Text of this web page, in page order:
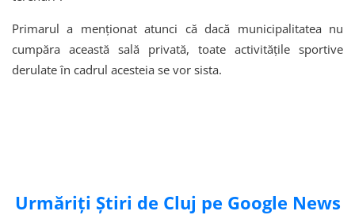
Primarul a menționat atunci că dacă municipalitatea nu
cumpăra această sală privată, toate activitățile sportive
derulate în cadrul acesteia se vor sista.
Urmăriți Știri de Cluj pe Google News